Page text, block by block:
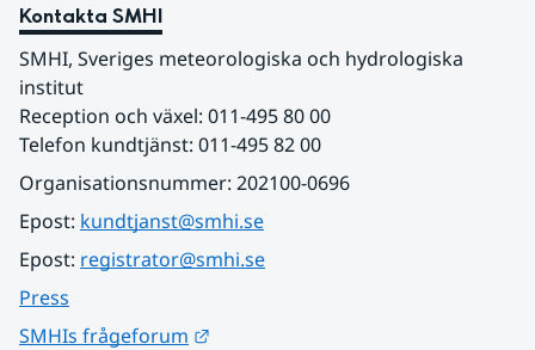
Kontakta SMHI
SMHI, Sveriges meteorologiska och hydrologiska
institut
Reception och växel: 011-495 80 00
Telefon kundtjänst: 011-495 82 00
Organisationsnummer: 202100-0696
Epost: kundtjanst@smhi.se
Epost: registrator@smhi.se
Press
SMHIs frågeforum